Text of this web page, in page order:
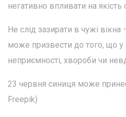
негативно впливати на якість
Не слід зазирати в чужі
може призвести до того, що
неприємності, хвороби чи
23 червня синиця може
Freepik)